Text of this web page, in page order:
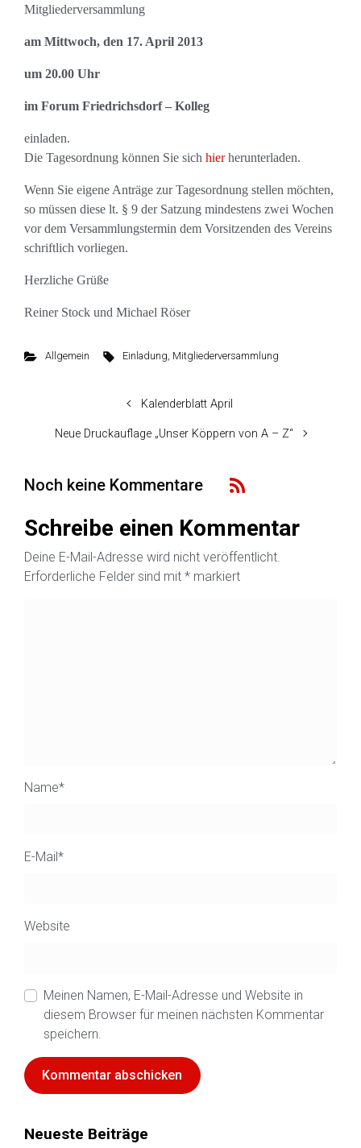
Mitgliederversammlung
am Mittwoch, den 17. April 2013
um 20.00 Uhr
im Forum Friedrichsdorf – Kolleg
einladen.
Die Tagesordnung können Sie sich hierherunterladen.
Wenn Sie eigene Anträge zur Tagesordnung stellen möchten,
so müssen diese lt. § 9 der Satzung mindestens zwei Wochen
vor dem Versammlungstermin dem Vorsitzenden des Vereins
schriftlich vorliegen.
Herzliche Grüße
Reiner Stock und Michael Röser
Allgemein Einladung, Mitgliederversammlung
Kalenderblatt April
Neue Druckauflage „Unser Köppern von A – Z“
Noch keine Kommentare
Schreibe einen Kommentar
Deine E-Mail-Adresse wird nicht veröffentlicht.
Erforderliche Felder sind mit * markiert
Name*
E-Mail*
Website
Meinen Namen, E-Mail-Adresse und Website in
diesem Browser für meinen nächsten Kommentar
speichern.
Neueste Beiträge